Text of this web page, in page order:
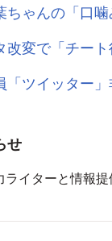
ちゃんの「口
改変で「チー
「ツイッター
せ
イターと情報